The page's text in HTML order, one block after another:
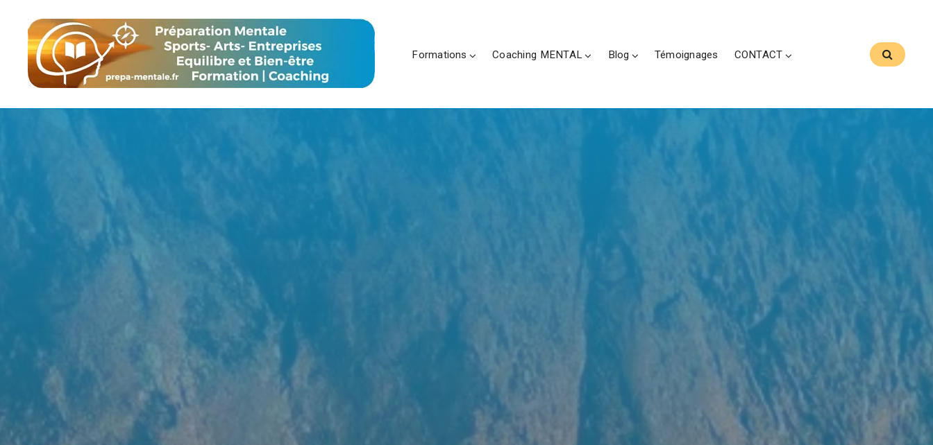
Formations Coaching MENTAL Blog Témoignages CONTACT